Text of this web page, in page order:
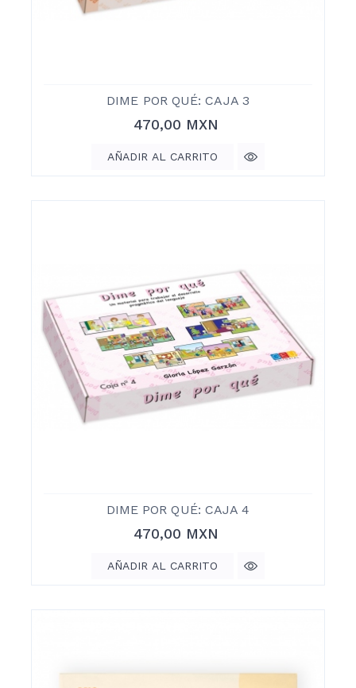
DIME POR QUÉ: CAJA 3
Precio
470,00 MXN
AÑADIR AL CARRITO
DIME POR QUÉ: CAJA 4
Precio
470,00 MXN
AÑADIR AL CARRITO